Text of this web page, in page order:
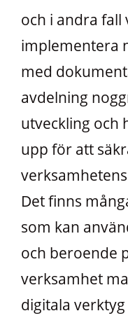
och i andra
implementera
med
avdelning
utveckling och
upp för att
Det finns
som kan
och beroende
verksamhet
digitala